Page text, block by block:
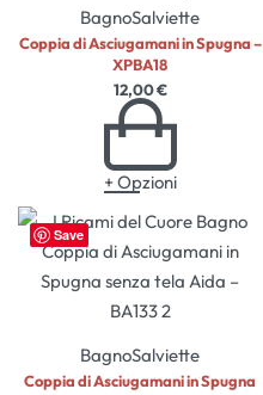
BagnoSalviette
Coppia di Asciugamani in Spugna –
XPBA18
12,00€
+ Opzioni
Save
BagnoSalviette
Coppia di Asciugamani in Spugna